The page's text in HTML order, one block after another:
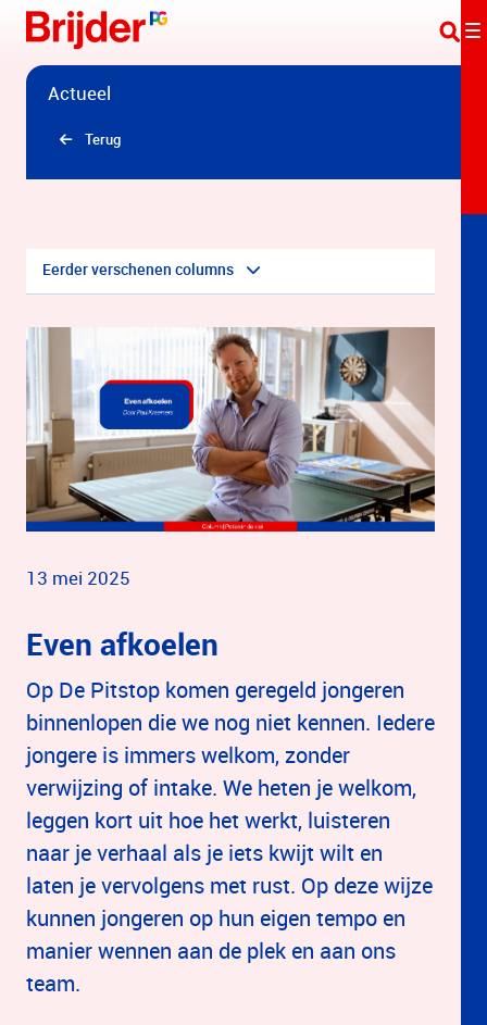
Overslaan en naar hoofdinhoud gaan
Actueel
Terug
Eerder verschenen columns
13 mei 2025
Even afkoelen
Op De Pitstop komen geregeld jongeren
binnenlopen die we nog niet kennen. Iedere
jongere is immers welkom, zonder
verwijzing of intake. We heten je welkom,
leggen kort uit hoe het werkt, luisteren
naar je verhaal als je iets kwijt wilt en
laten je vervolgens met rust. Op deze wijze
kunnen jongeren op hun eigen tempo en
manier wennen aan de plek en aan ons
team.